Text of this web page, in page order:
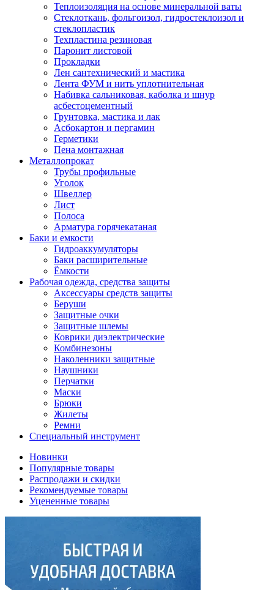
Теплоизоляция на основе минеральной ваты
Стеклоткань, фольгоизол, гидростеклоизол и
стеклопластик
Техпластина резиновая
Паронит листовой
Прокладки
Лен сантехнический и мастика
Лента ФУМ и нить уплотнительная
Набивка сальниковая, каболка и шнур
асбестоцементный
Грунтовка, мастика и лак
Асбокартон и пергамин
Герметики
Пена монтажная
Металлопрокат
Трубы профильные
Уголок
Швеллер
Лист
Полоса
Арматура горячекатаная
Баки и емкости
Гидроаккумуляторы
Баки расширительные
Ёмкости
Рабочая одежда, средства защиты
Аксессуары средств защиты
Беруши
Защитные очки
Защитные шлемы
Коврики диэлектрические
Комбинезоны
Наколенники защитные
Наушники
Перчатки
Маски
Брюки
Жилеты
Ремни
Специальный инструмент
Новинки
Популярные товары
Распродажи и скидки
Рекомендуемые товары
Уцененные товары